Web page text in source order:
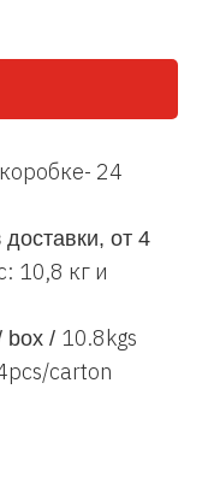
24
от 4
10,8 кг и
box / 10.8kgs
carton